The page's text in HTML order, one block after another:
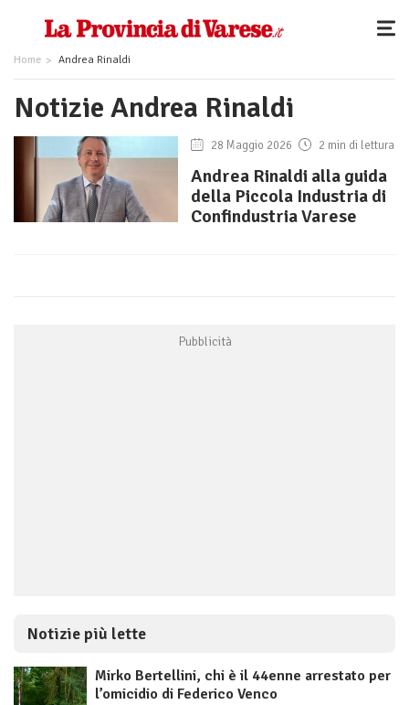
Home Andrea Rinaldi
Notizie Andrea Rinaldi
28 Maggio 2026 2 min di lettura
Andrea Rinaldi alla guida
della Piccola Industria di
Confindustria Varese
Notizie più lette
Mirko Bertellini, chi è il 44enne arrestato per
l’omicidio di Federico Venco